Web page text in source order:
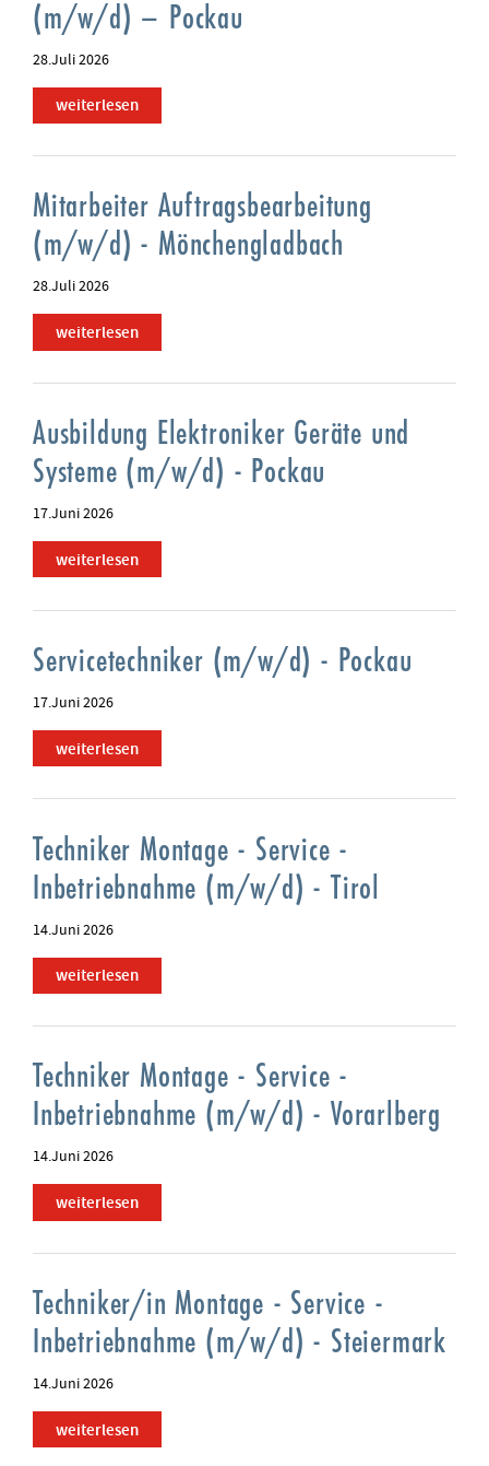
(m/w/d) – Pockau
28.Juli 2026
weiterlesen
Mitarbeiter Auftragsbearbeitung
(m/w/d) - Mönchengladbach
28.Juli 2026
weiterlesen
Ausbildung Elektroniker Geräte und
Systeme (m/w/d) - Pockau
17.Juni 2026
weiterlesen
Servicetechniker (m/w/d) - Pockau
17.Juni 2026
weiterlesen
Techniker Montage - Service -
Inbetriebnahme (m/w/d) - Tirol
14.Juni 2026
weiterlesen
Techniker Montage - Service -
Inbetriebnahme (m/w/d) - Vorarlberg
14.Juni 2026
weiterlesen
Techniker/in Montage - Service -
Inbetriebnahme (m/w/d) - Steiermark
14.Juni 2026
weiterlesen